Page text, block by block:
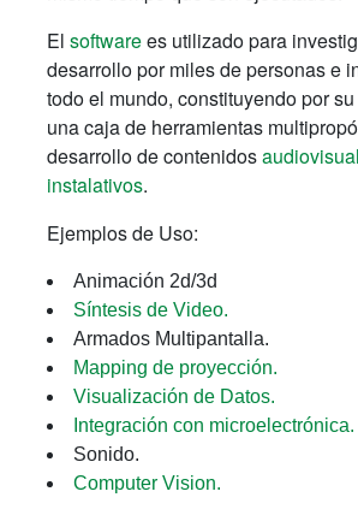
El softwarees utilizado para
desarrollo por miles de personas e
todo el mundo, constituyendo por
una caja de herramientas
desarrollo de contenidos
instalativos.
Ejemplos de Uso:
Animación 2d/3d
Síntesis de Video.
Armados Multipantalla.
Mapping de proyección.
Visualización de Datos.
Integración con microelectrónica.
Sonido.
Computer Vision.